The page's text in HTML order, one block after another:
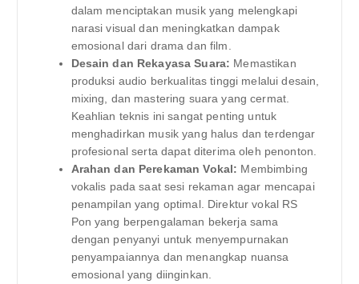
dalam menciptakan musik yang melengkapi
narasi visual dan meningkatkan dampak
emosional dari drama dan film.
Desain dan Rekayasa Suara: Memastikan
produksi audio berkualitas tinggi melalui desain,
mixing, dan mastering suara yang cermat.
Keahlian teknis ini sangat penting untuk
menghadirkan musik yang halus dan terdengar
profesional serta dapat diterima oleh penonton.
Arahan dan Perekaman Vokal: Membimbing
vokalis pada saat sesi rekaman agar mencapai
penampilan yang optimal. Direktur vokal RS
Pon yang berpengalaman bekerja sama
dengan penyanyi untuk menyempurnakan
penyampaiannya dan menangkap nuansa
emosional yang diinginkan.